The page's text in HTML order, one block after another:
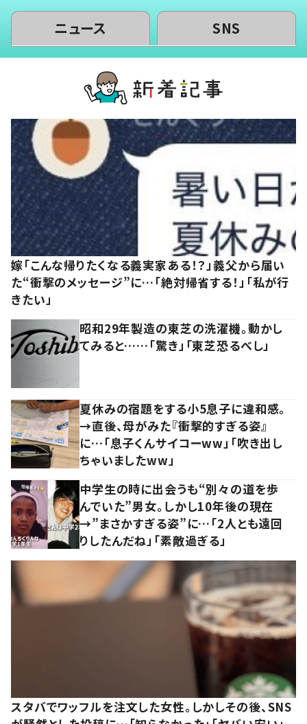
ニュース SNS
嫁「こんな帰りたくなる義実家ある！？」義父から届い
た“衝撃のメッセージ”に…「絶対帰省する！」「私が行
きたい」
昭和29年製造の東芝の洗濯機。動かし
てみると……「驚き」「東芝恐るべし」
夏休みの宿題をする小5息子に違和感。
→直後、母がみた『衝撃的すぎる姿』
に…「息子くんサイコーww」「吹き出し
ちゃいましたww」
中学生の時に出会うも“別々の道を歩
んでいた”男女。しかし10年後の現在
→”まさかすぎる姿”に…「2人とも遠回
りしたんだね」「素敵過ぎる」
スタバでワッフルを注文した女性。しかしその後、SNS